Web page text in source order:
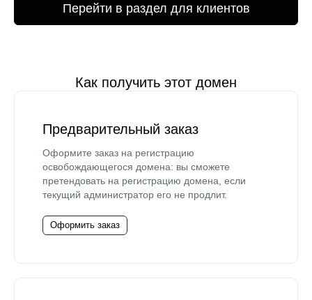
Перейти в раздел для клиентов
Как получить этот домен
Предварительный заказ
Оформите заказ на регистрацию
освобождающегося домена: вы сможете
претендовать на регистрацию домена, если
текущий администратор его не продлит.
Оформить заказ